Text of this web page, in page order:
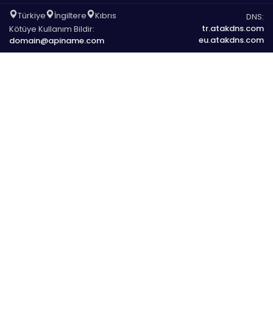
Türkiye İngiltere
Kıbrıs
Kötüye Kullanım Bildir:
domain@apiname.com
DNS:
tr.atakdns.com
eu.atakdns.com